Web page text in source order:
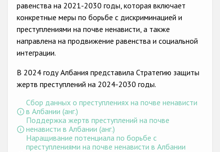
Организации гражданского общества
Государства-участники
равенства на 2021-2030 годы, которая включает
конкретные меры по борьбе с дискриминацией и
преступлениями на почве ненависти, а также
направлена на продвижение равенства и социальной
интеграции.
В 2024 году Албания представила Стратегию защиты
жертв преступлений на 2024-2030 годы.
Сбор данных о преступлениях на почве ненависти
в Албании (анг.)
Поддержка жертв преступлений на почве
ненависти в Албании (анг.)
Наращивание потенциала по борьбе с
преступлениями на почве ненависти в Албании